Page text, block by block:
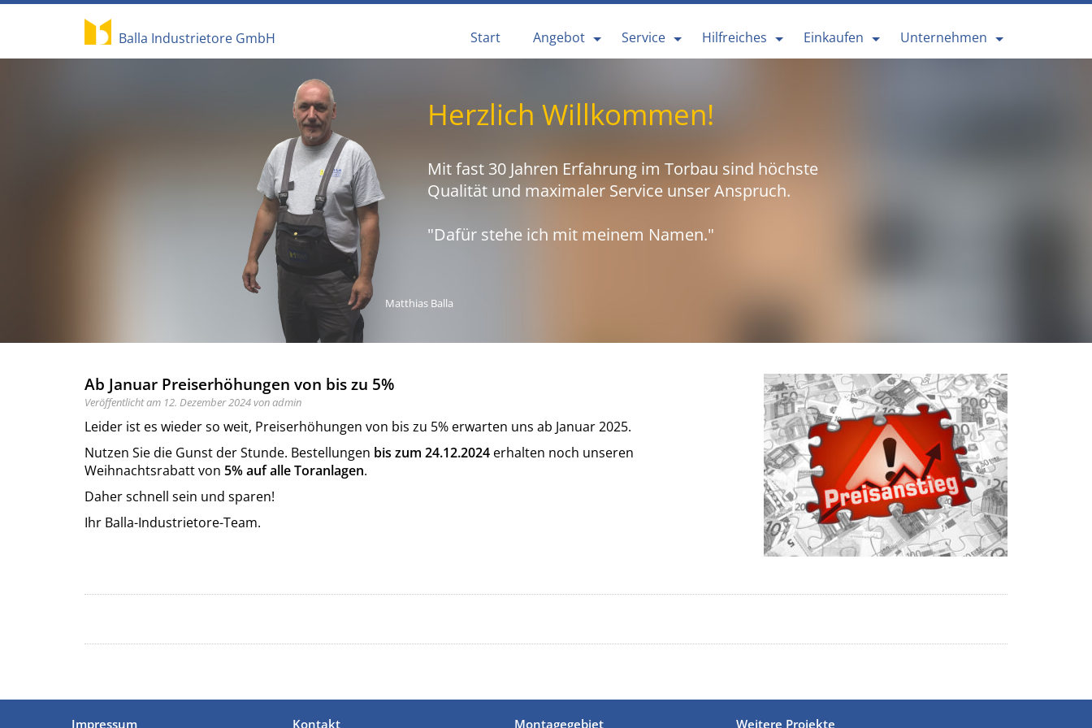
Balla Industrietore GmbH Start Angebot Service Hilfreiches Einkaufen Unternehmen
Herzlich Willkommen!
Mit fast 30 Jahren Erfahrung im Torbau sind höchste
Qualität und maximaler Service unser Anspruch.
"Dafür stehe ich mit meinem Namen."
Matthias Balla
Ab Januar Preiserhöhungen von bis zu 5%
Veröffentlicht am 12. Dezember 2024 von admin
Leider ist es wieder so weit, Preiserhöhungen von bis zu 5% erwarten uns ab Januar 2025.
Nutzen Sie die Gunst der Stunde. Bestellungen bis zum 24.12.2024erhalten noch unseren
Weihnachtsrabatt von 5% auf alle Toranlagen.
Daher schnell sein und sparen!
Ihr Balla-Industrietore-Team.
Impressum Kontakt Montagegebiet Weitere Projekte